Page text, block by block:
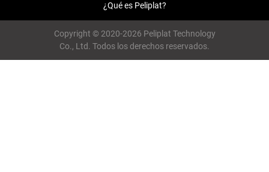
¿Qué es Peliplat?
Copyright © 2020-2026 Peliplat Technology
Co., Ltd. Todos los derechos reservados.